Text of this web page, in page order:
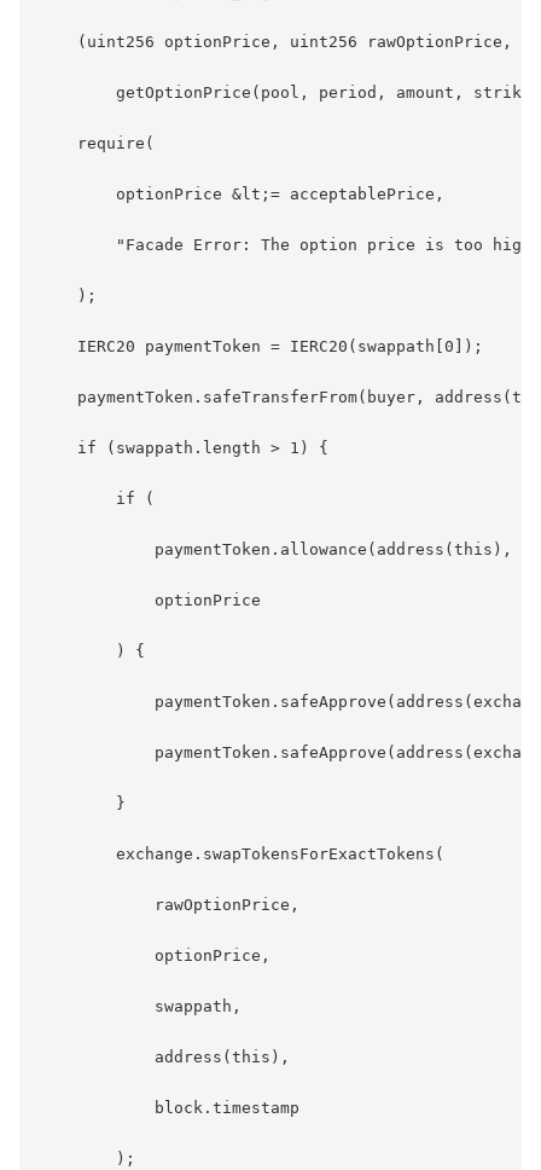
(uint256 optionPrice, uint256 rawOptionPrice, ,
getOptionPrice(pool, period, amount,
    require(
        optionPrice &lt;= acceptablePrice,
        "Facade Error: The option price is too high"
    );
    IERC20 paymentToken = IERC20(swappath[0]);
paymentToken.safeTransferFrom(buyer,
    if (swappath.length > 1) {
        if (
paymentToken.allowance(address(this),
            optionPrice
        ) {
        }
        exchange.swapTokensForExactTokens(
            rawOptionPrice,
            optionPrice,
            swappath,
            address(this),
            block.timestamp
        );